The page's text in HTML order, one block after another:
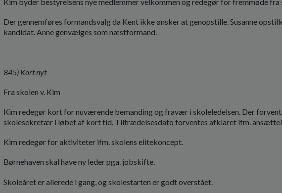
Der gennemføres formandsvalg da Kent ikke ønsker at genopstille. Susanne
kandidat. Anne genvælges som næstformand.
845) Kort nyt
Fra skolen v. Kim
Kim redegør kort for nuværende bemanding og fravær i skoleledelsen. Der
skolesekretær i løbet af kort tid. Tiltrædelsesdato forventes afklaret ifm.
Kim redegør for aktiviteter ifm. skolens elitekoncept.
Børnehaven skal have ny leder pga. jobskifte.
Skoleåret er allerede i gang, og skolestarten er godt overstået.